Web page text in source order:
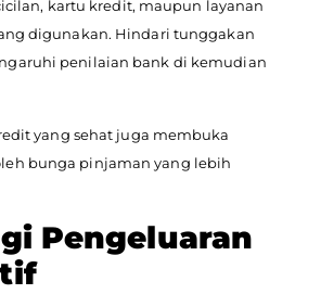
kartu kredit, maupun layanan
digunakan. Hindari tunggakan
penilaian bank di kemudian
yang sehat juga membuka
bunga pinjaman yang lebih
Pengeluaran